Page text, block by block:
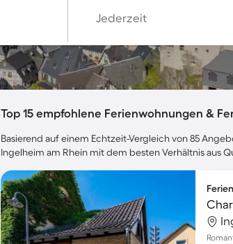
Jederzeit
Top 15 empfohlene Ferienwohnungen &
Basierend auf einem Echtzeit-Vergleich von 85
Ingelheim am Rhein mit dem besten Verhältnis aus